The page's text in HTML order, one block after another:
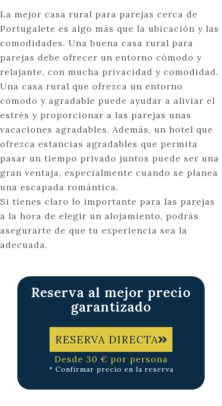
La mejor casa rural para parejas cerca de
Portugalete es algo más que la ubicación y las
comodidades. Una buena casa rural para
parejas debe ofrecer un entorno cómodo y
relajante, con mucha privacidad y comodidad.
Una casa rural que ofrezca un entorno
cómodo y agradable puede ayudar a aliviar el
estrés y proporcionar a las parejas unas
vacaciones agradables. Además, un hotel que
ofrezca estancias agradables que permita
pasar un tiempo privado juntos puede ser una
gran ventaja, especialmente cuando se planea
una escapada romántica.
Si tienes claro lo importante para las parejas
a la hora de elegir un alojamiento, podrás
asegurarte de que tu experiencia sea la
adecuada.
Reserva al mejor precio
garantizado
RESERVA DIRECTA
Desde 30 € por persona
* Confirmar precio en la reserva